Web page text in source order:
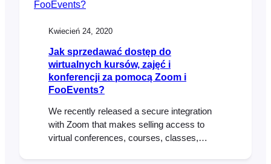
barcode to each ticket. These…
Kwiecień 24, 2020
Jak sprzedawać dostęp do
wirtualnych kursów, zajęć i
konferencji za pomocą Zoom i
FooEvents?
We recently released a secure integration
with Zoom that makes selling access to
virtual conferences, courses, classes,